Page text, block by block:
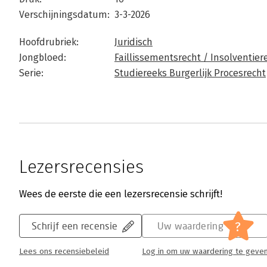
Verschijningsdatum: 3-3-2026
Hoofdrubriek:
Juridisch
Jongbloed:
Faillissementsrecht /
Serie:
Studiereeks Burgerlijk Procesrecht
Lezersrecensies
Wees de eerste die een lezersrecensie schrijft!
Schrijf een recensie
Lees ons recensiebeleid
Uw waardering ?
Log in om uw waardering te geven